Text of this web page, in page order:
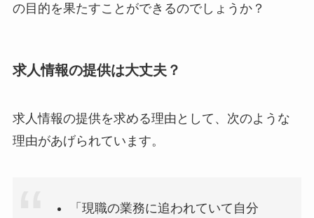
の目的を果たすことができるのでしょうか？
求人情報の提供は大丈夫？
求人情報の提供を求める理由として、次のような
理由があげられています。
「現職の業務に追われていて自分